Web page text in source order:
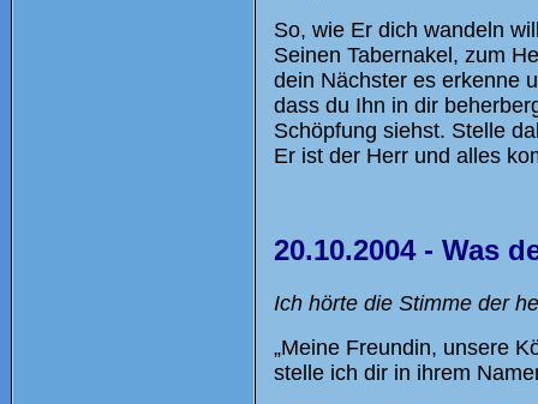
So, wie Er dich wandeln
Seinen Tabernakel, zum
dein Nächster es erkenne
dass du Ihn in dir
Schöpfung siehst. Stelle
Er ist der Herr und alles
20.10.2004 - Was
Ich hörte die Stimme der
„Meine Freundin, unsere
stelle ich dir in ihrem